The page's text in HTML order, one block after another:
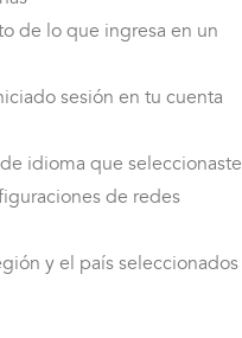
de lo que ingresa en un
sesión en tu cuenta
idioma que seleccionaste
de redes
y el país seleccionados